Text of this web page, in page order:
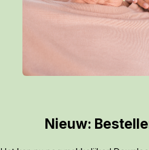
Nieuw: